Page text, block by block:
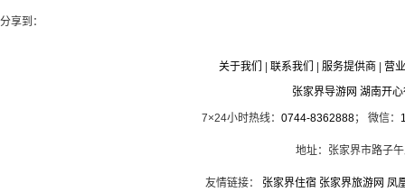
分享到：
关于我们 联系我们 服务提供商
营
张家界导游网 湖南开
7×24小时热线： 0744-8362888； 微信：
地址：张家界市路子
友情链接： 张家界住宿 张家界旅游网 凤